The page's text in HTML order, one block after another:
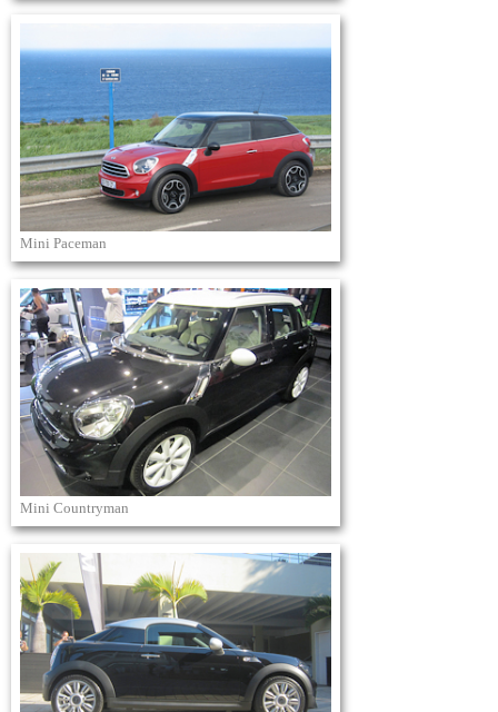
Mini Paceman
Mini Countryman